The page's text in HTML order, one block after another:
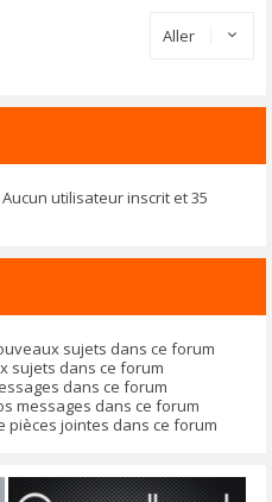
Aller
utilisateur inscrit et 35
sujets dans ce forum
sujets dans ce forum
dans ce forum
messages dans ce forum
pièces jointes dans ce forum